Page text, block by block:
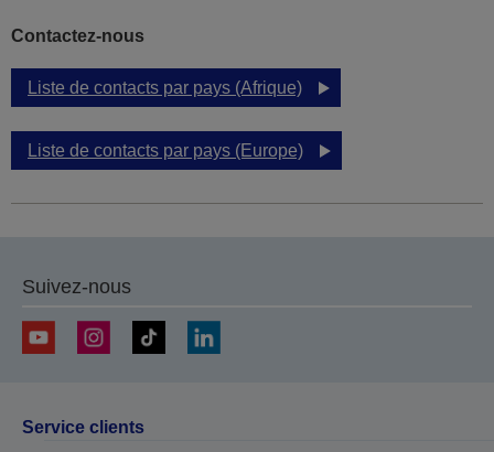
Contactez-nous
Liste de contacts par pays (Afrique)
Liste de contacts par pays (Europe)
Suivez-nous
Service clients